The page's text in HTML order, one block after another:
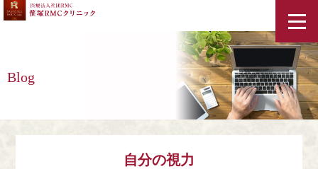
Blog
自分の視力